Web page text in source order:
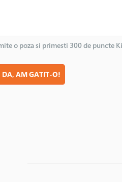
o poza si primesti 300 de puncte
DA, AM GATIT-O!